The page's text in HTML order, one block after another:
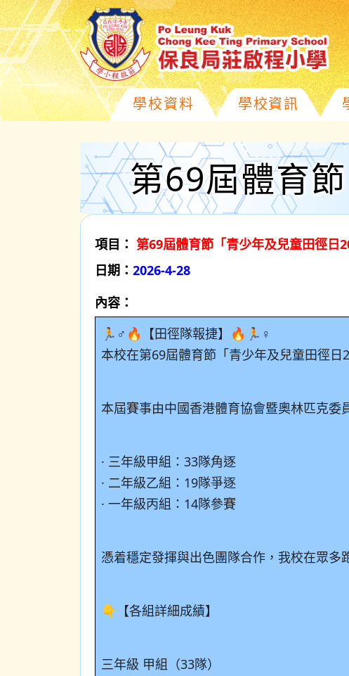
學校資料 學校資訊
第69屆體育
項目： 第69屆體育節「青少年及兒童田徑日
日期： 2026-4-28
內容：
🏃♂️🔥【田徑隊報捷】🔥🏃♀️
本校在第69屆體育節「青少年及兒童田徑
本屆賽事由中國香港體育協會暨奧林匹克
· 三年級甲組：33隊角逐
· 二年級乙組：19隊爭逐
· 一年級丙組：14隊參賽
憑着穩定發揮與出色團隊合作，我校在眾
👇【各組詳細成績】
三年級 甲組（33隊）